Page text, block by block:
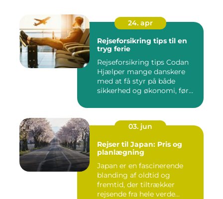
24. apr
Rejseforsikring tips til en
tryg ferie
Rejseforsikring tips Codan
Hjælper mange danskere
med at få styr på både
sikkerhed og økonomi, før
03. jun
Rejser til Japan: Pris og
planlægning
Japan er en fascinerende
blanding af oldtid og
fremtid, der tiltrækker
rejsende fra hele verde...